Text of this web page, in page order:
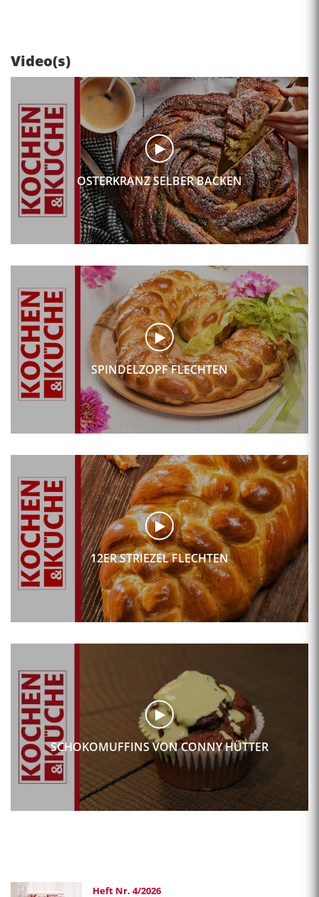
Video(s)
OSTERKRANZ SELBER BACKEN
SPINDELZOPF FLECHTEN
12ER STRIEZEL FLECHTEN
SCHOKOMUFFINS VON CONNY HÜTTER
Heft Nr. 4/2026